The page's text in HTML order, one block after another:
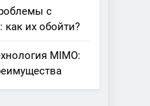
с
как их обойти?
MIMO: